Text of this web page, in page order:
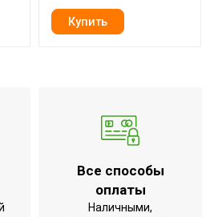
Да
Heavy Pro
R410aВсе способы
оплаты
Наличными,